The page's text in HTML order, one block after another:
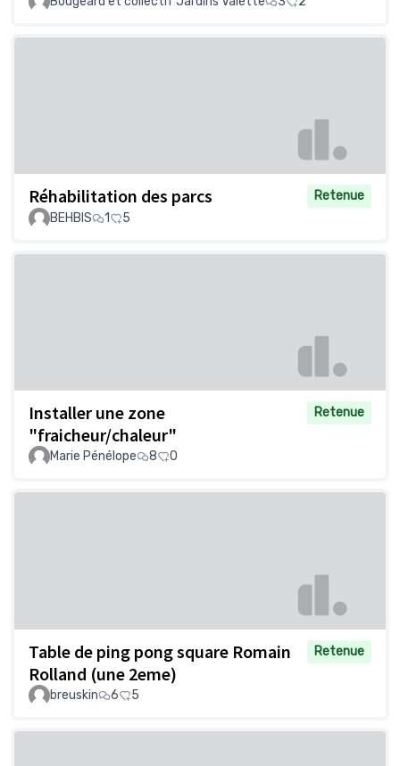
Réhabilitation des parcs
Retenue
BEHBIS
1 5
Installer une zone
"fraicheur/chaleur"
Retenue
Marie Pénélope 8 0
Table de ping pong square Romain
Rolland (une 2eme)
Retenue
breuskin 6 5